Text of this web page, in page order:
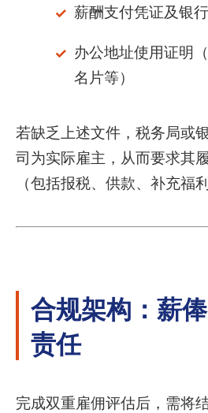
薪酬支付凭证及银
办公地址使用证明
名片等）
若缺乏上述文件，税务局或
司为实际雇主，从而要求其
（包括报税、供款、补充福
合规架构：薪
责任
完成双重雇佣评估后，需将